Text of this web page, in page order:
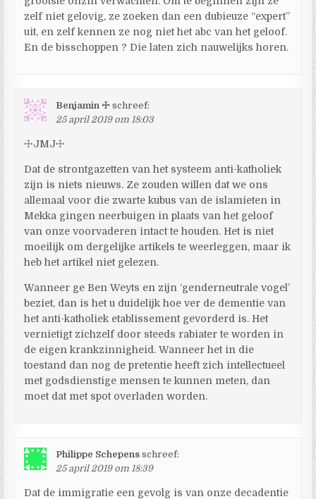
zelf niet gelovig, ze zoeken dan een dubieuze “expert”
uit, en zelf kennen ze nog niet het abc van het geloof.
En de bisschoppen ? Die laten zich nauwelijks horen.
Benjamin ☩ schreef:
25 april 2019 om 18:03
☩JMJ☩
Dat de strontgazetten van het systeem anti-katholiek
zijn is niets nieuws. Ze zouden willen dat we ons
allemaal voor die zwarte kubus van de islamieten in
Mekka gingen neerbuigen in plaats van het geloof
van onze voorvaderen intact te houden. Het is niet
moeilijk om dergelijke artikels te weerleggen, maar ik
heb het artikel niet gelezen.
Wanneer ge Ben Weyts en zijn ‘genderneutrale vogel’
beziet, dan is het u duidelijk hoe ver de dementie van
het anti-katholiek etablissement gevorderd is. Het
vernietigt zichzelf door steeds rabiater te worden in
de eigen krankzinnigheid. Wanneer het in die
toestand dan nog de pretentie heeft zich intellectueel
met godsdienstige mensen te kunnen meten, dan
moet dat met spot overladen worden.
Philippe Schepens schreef:
25 april 2019 om 18:39
Dat de immigratie een gevolg is van onze decadentie